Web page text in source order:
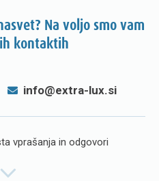
Na voljo smo vam
kontaktih
info@extra-lux.si
vprašanja in odgovori